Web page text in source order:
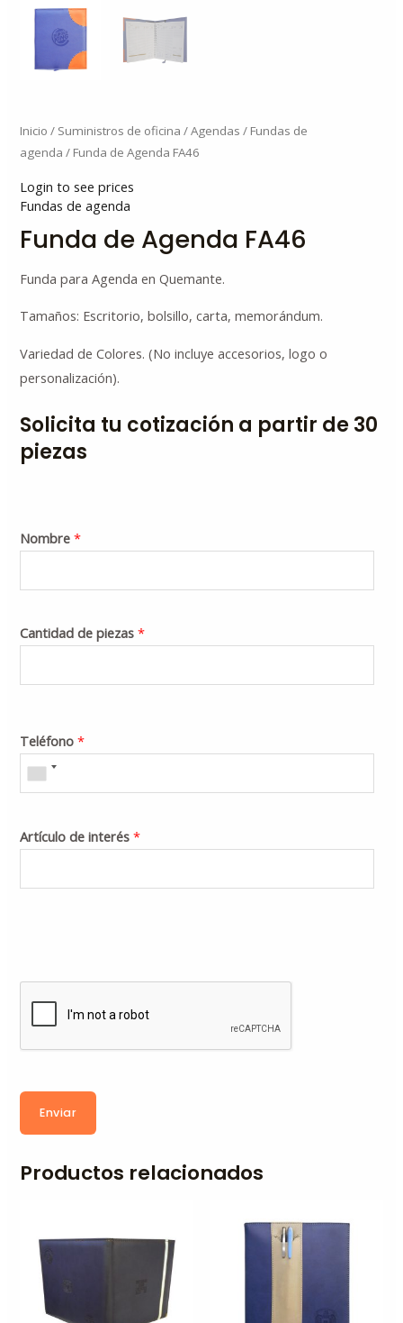
Inicio / Suministros de oficina /Agendas / Fundas de
agenda / Funda de Agenda FA46
Login to see prices
Fundas de agenda
Funda de Agenda FA46
Funda para Agenda en Quemante.
Tamaños: Escritorio, bolsillo, carta, memorándum.
Variedad de Colores. (No incluye accesorios, logo o
personalización).
Solicita tu cotización a partir de 30
piezas
Nombre*
Cantidad de piezas*
Teléfono*
Artículo de interés*
Enviar
Productos relacionados